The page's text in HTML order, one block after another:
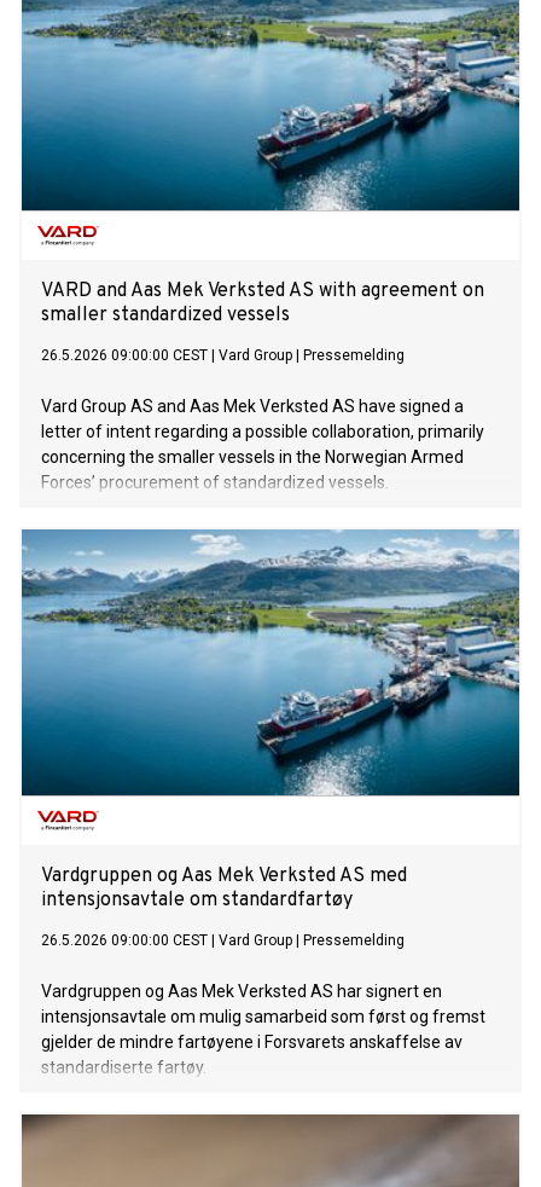
VARD and Aas Mek Verksted AS with agreement on
smaller standardized vessels
26.5.2026 09:00:00 CEST Vard Group Pressemelding
Vard Group AS and Aas Mek Verksted AS have signed a
letter of intent regarding a possible collaboration, primarily
concerning the smaller vessels in the Norwegian Armed
Forces’ procurement of standardized vessels.
Vardgruppen og Aas Mek Verksted AS med
intensjonsavtale om standardfartøy
26.5.2026 09:00:00 CEST Vard Group Pressemelding
Vardgruppen og Aas Mek Verksted AS har signert en
intensjonsavtale om mulig samarbeid som først og fremst
gjelder de mindre fartøyene i Forsvarets anskaffelse av
standardiserte fartøy.